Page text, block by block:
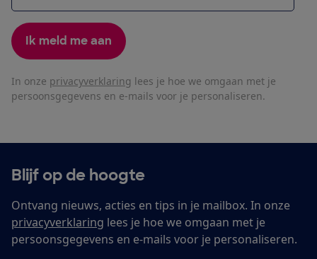
Ik meld me aan
In onze privacyverklaring lees je hoe we omgaan met je
persoonsgegevens en e-mails voor je personaliseren.
Blijf op de hoogte
Ontvang nieuws, acties en tips in je mailbox. In onze
privacyverklaring lees je hoe we omgaan met je
persoonsgegevens en e-mails voor je personaliseren.